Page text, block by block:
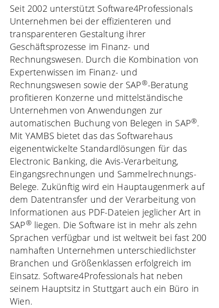
Seit 2002 unterstützt Software4Professionals
Unternehmen bei der effizienteren und
transparenteren Gestaltung ihrer
Geschäftsprozesse im Finanz- und
Rechnungswesen. Durch die Kombination von
Expertenwissen im Finanz- und
Rechnungswesen sowie der SAP®-Beratung
profitieren Konzerne und mittelständische
Unternehmen von Anwendungen zur
automatischen Buchung von Belegen in SAP®.
Mit YAMBS bietet das das Softwarehaus
eigenentwickelte Standardlösungen für das
Electronic Banking, die Avis-Verarbeitung,
Eingangsrechnungen und Sammelrechnungs-
Belege. Zukünftig wird ein Hauptaugenmerk auf
dem Datentransfer und der Verarbeitung von
Informationen aus PDF-Dateien jeglicher Art in
SAP® liegen. Die Software ist in mehr als zehn
Sprachen verfügbar und ist weltweit bei fast 200
namhaften Unternehmen unterschiedlichster
Branchen und Größenklassen erfolgreich im
Einsatz. Software4Professionals hat neben
seinem Hauptsitz in Stuttgart auch ein Büro in
Wien.